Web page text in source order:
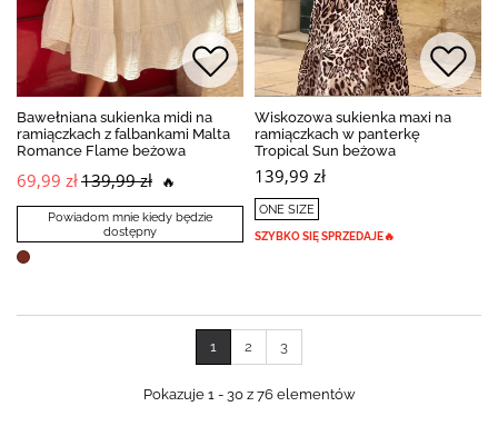
Bawełniana sukienka midi na
ramiączkach z falbankami Malta
Romance Flame beżowa
69,99 zł139,99 zł 🔥
Powiadom mnie kiedy będzie
dostępny
BESTSELLER
Wiskozowa sukienka maxi na
ramiączkach w panterkę
Tropical Sun beżowa
139,99 zł
ONE SIZE
SZYBKO SIĘ SPRZEDAJE🔥
1 2 3
Pokazuje 1 - 30 z 76 elementów